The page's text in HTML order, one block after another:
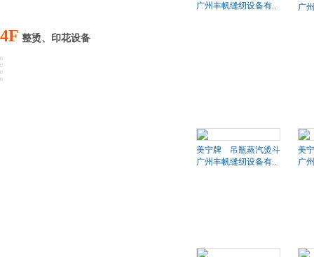
广州丰帆缝纫设备有.. 广
4F 整烫、印花设备
美宁牌 吊瓶蒸汽烫斗
广州丰帆缝纫设备有..
美
广